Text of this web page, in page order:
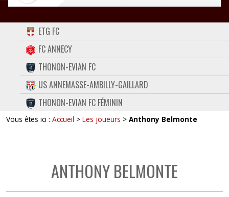
ACCUEIL
FORUM
CONTACT
FACEBOOK
TWITTER
ETG FC
FC ANNECY
THONON-EVIAN FC
US ANNEMASSE-AMBILLY-GAILLARD
THONON-EVIAN FC FÉMININ
Vous êtes ici : Accueil > Les joueurs > Anthony Belmonte
ANTHONY BELMONTE